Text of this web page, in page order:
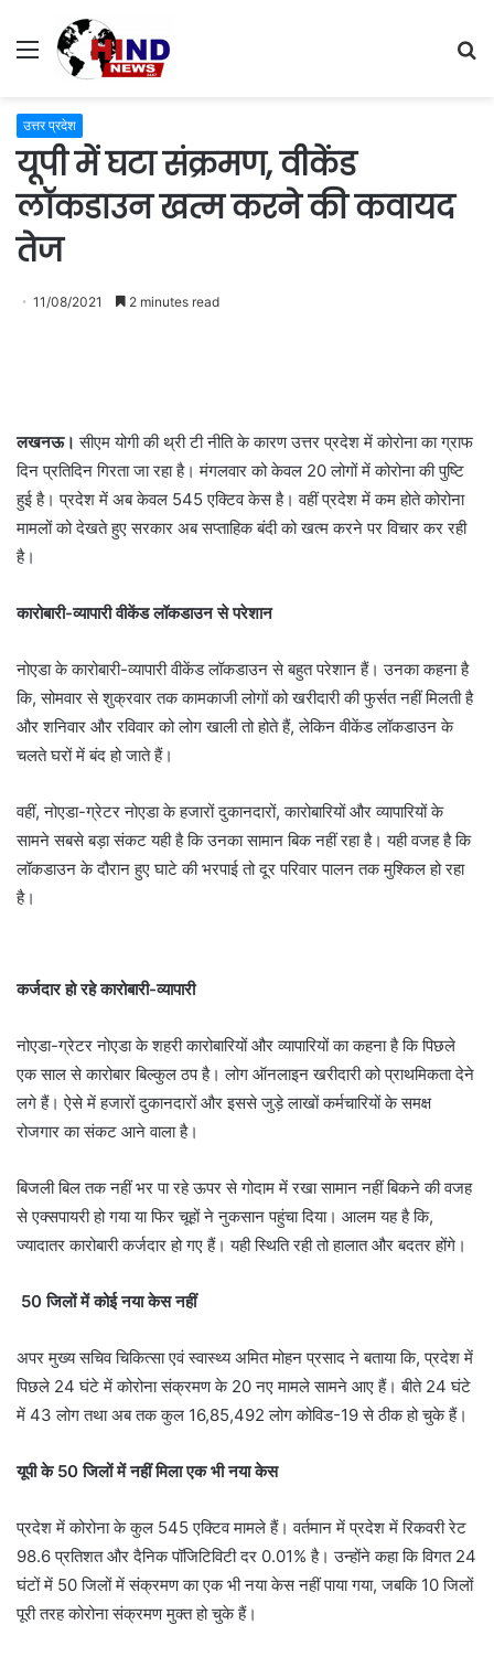
Menu
उत्तर प्रदेश
यूपी में घटा संक्रमण, वीकेंड
लॉकडाउन खत्म करने की कवायद
तेज
11/08/2021 2 minutes read
लखनऊ।सीएम योगी की थ्री टी नीति के कारण उत्तर प्रदेश में कोरोना का ग्राफ
दिन प्रतिदिन गिरता जा रहा है। मंगलवार को केवल 20 लोगों में कोरोना की पुष्टि
हुई है। प्रदेश में अब केवल 545 एक्टिव केस है। वहीं प्रदेश में कम होते कोरोना
मामलों को देखते हुए सरकार अब सप्ताहिक बंदी को खत्म करने पर विचार कर रही
है।
कारोबारी-व्यापारी वीकेंड लॉकडाउन से परेशान
नोएडा के कारोबारी-व्यापारी वीकेंड लॉकडाउन से बहुत परेशान हैं। उनका कहना है
कि, सोमवार से शुक्रवार तक कामकाजी लोगों को खरीदारी की फुर्सत नहीं मिलती है
और शनिवार और रविवार को लोग खाली तो होते हैं, लेकिन वीकेंड लॉकडाउन के
चलते घरों में बंद हो जाते हैं।
वहीं, नोएडा-ग्रेटर नोएडा के हजारों दुकानदारों, कारोबारियों और व्यापारियों के
सामने सबसे बड़ा संकट यही है कि उनका सामान बिक नहीं रहा है। यही वजह है कि
लॉकडाउन के दौरान हुए घाटे की भरपाई तो दूर परिवार पालन तक मुश्किल हो रहा
है।
कर्जदार हो रहे कारोबारी-व्यापारी
नोएडा-ग्रेटर नोएडा के शहरी कारोबारियों और व्यापारियों का कहना है कि पिछले
एक साल से कारोबार बिल्कुल ठप है। लोग ऑनलाइन खरीदारी को प्राथमिकता देने
लगे हैं। ऐसे में हजारों दुकानदारों और इससे जुड़े लाखों कर्मचारियों के समक्ष
रोजगार का संकट आने वाला है।
बिजली बिल तक नहीं भर पा रहे ऊपर से गोदाम में रखा सामान नहीं बिकने की वजह
से एक्सपायरी हो गया या फिर चूहों ने नुकसान पहुंचा दिया। आलम यह है कि,
ज्यादातर कारोबारी कर्जदार हो गए हैं। यही स्थिति रही तो हालात और बदतर होंगे।
50 जिलों में कोई नया केस नहीं
अपर मुख्य सचिव चिकित्सा एवं स्वास्थ्य अमित मोहन प्रसाद ने बताया कि, प्रदेश में
पिछले 24 घंटे में कोरोना संक्रमण के 20 नए मामले सामने आए हैं। बीते 24 घंटे
में 43 लोग तथा अब तक कुल 16,85,492 लोग कोविड-19 से ठीक हो चुके हैं।
यूपी के 50 जिलों में नहीं मिला एक भी नया केस
प्रदेश में कोरोना के कुल 545 एक्टिव मामले हैं। वर्तमान में प्रदेश में रिकवरी रेट
98.6 प्रतिशत और दैनिक पॉजिटिविटी दर 0.01% है। उन्होंने कहा कि विगत 24
घंटों में 50 जिलों में संक्रमण का एक भी नया केस नहीं पाया गया, जबकि 10 जिलों
पूरी तरह कोरोना संक्रमण मुक्त हो चुके हैं।